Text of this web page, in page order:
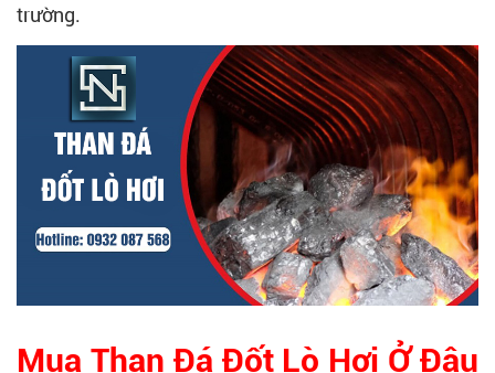
trường.
Mua Than Đá Đốt Lò Hơi Ở Đâu